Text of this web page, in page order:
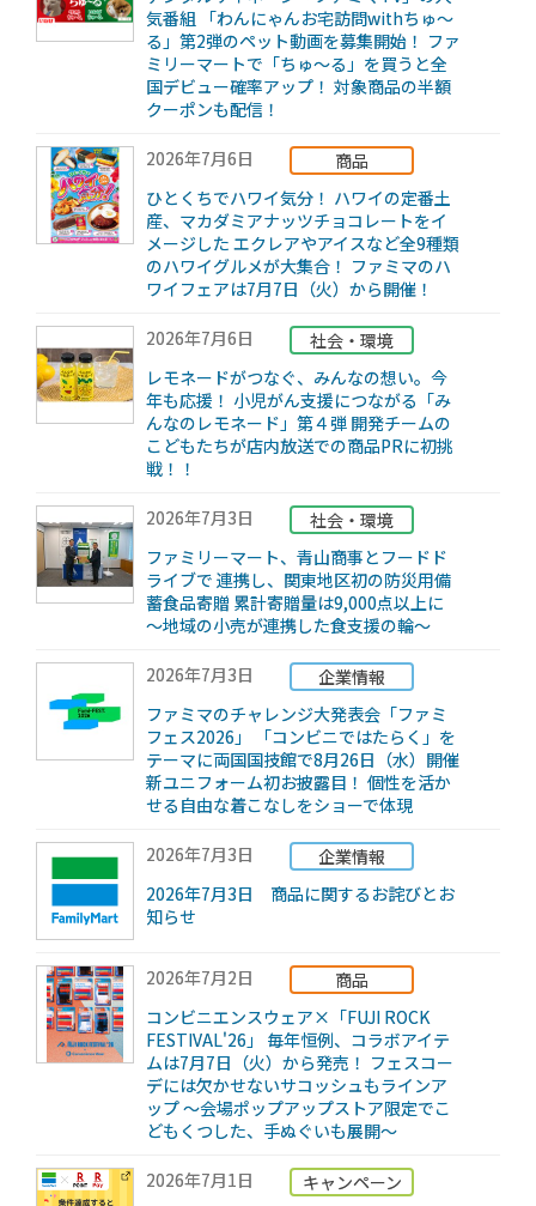
気番組 「わんにゃんお宅訪問withちゅ～
る」第2弾のペット動画を募集開始！ ファ
ミリーマートで「ちゅ～る」を買うと全
国デビュー確率アップ！ 対象商品の半額
クーポンも配信！
2026年7月6日
商品
ひとくちでハワイ気分！ ハワイの定番土
産、マカダミアナッツチョコレートをイ
メージした エクレアやアイスなど全9種類
のハワイグルメが大集合！ ファミマのハ
ワイフェアは7月7日（火）から開催！
2026年7月6日
社会・環境
レモネードがつなぐ、みんなの想い。今
年も応援！ ⼩児がん支援につながる「み
んなのレモネード」第４弾 開発チームの
こどもたちが店内放送での商品PRに初挑
戦！！
2026年7月3日
社会・環境
ファミリーマート、青山商事とフードド
ライブで 連携し、関東地区初の防災用備
蓄食品寄贈 累計寄贈量は9,000点以上に
～地域の小売が連携した食支援の輪～
2026年7月3日
企業情報
ファミマのチャレンジ大発表会「ファミ
フェス2026」 「コンビニではたらく」を
テーマに両国国技館で8月26日（水）開催
新ユニフォーム初お披露目！ 個性を活か
せる自由な着こなしをショーで体現
2026年7月3日
企業情報
2026年7月3日 商品に関するお詫びとお
知らせ
2026年7月2日
商品
コンビニエンスウェア×「FUJI ROCK
FESTIVAL'26」 毎年恒例、コラボアイテ
ムは7月7日（火）から発売！ フェスコー
デには欠かせないサコッシュもラインア
ップ ～会場ポップアップストア限定でこ
どもくつした、手ぬぐいも展開～
2026年7月1日
キャンペーン